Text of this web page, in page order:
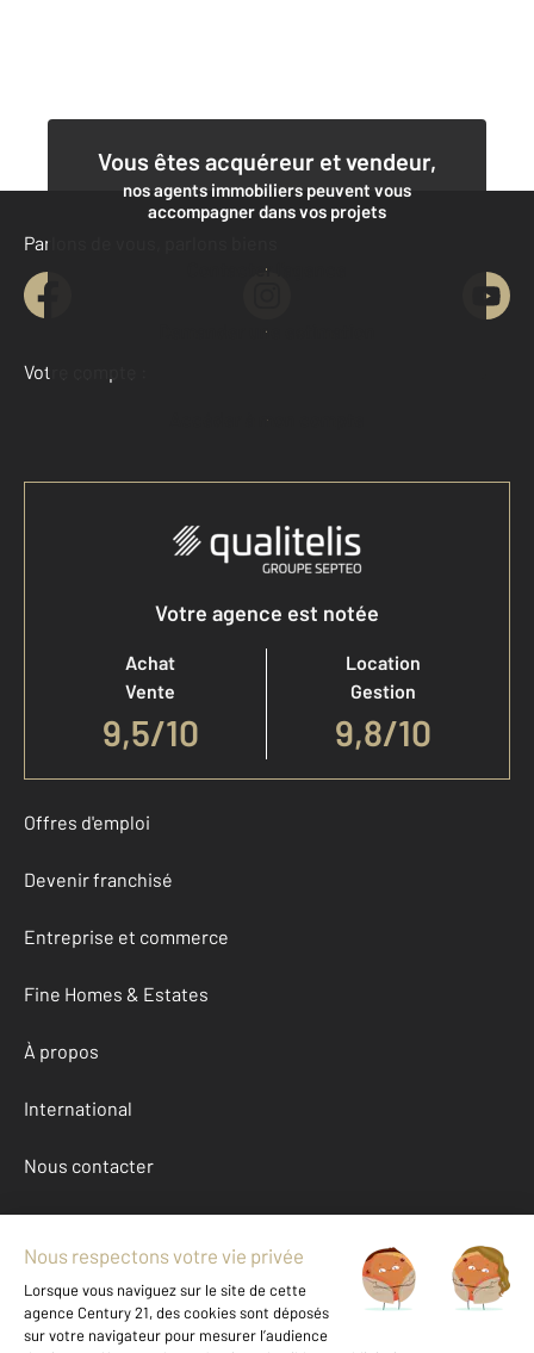
Vous êtes acquéreur et vendeur,
nos agents immobiliers peuvent vous
accompagner dans vos projets
Contacter l'agence
Demander une estimation
Parlons de vous, parlons biens
Votre compte :
Accéder à mon compte
Votre agence est notée
Achat
Vente
9,5/10
Location
Gestion
9,8/10
Offres d'emploi
Devenir franchisé
Entreprise et commerce
Fine Homes & Estates
À propos
International
Nous contacter
Mentions légales & CGU et Barèmes d'honoraires
Données personnelles
Gestionnaire des cookies